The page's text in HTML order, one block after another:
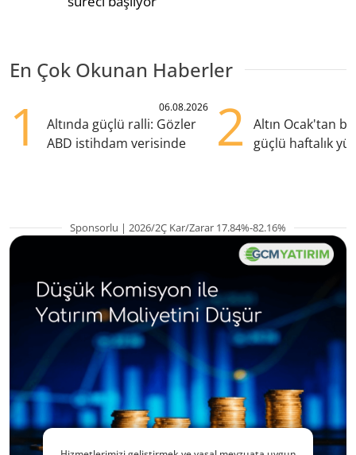
En Çok Okunan Haberler
1 06.08.2026
Altında güçlü ralli: Gözler
ABD istihdam verisinde
2
Altın Ocak'tan
güçlü haftalık
Sponsorlu | 2026/2Ç Kar/Zarar 17.84%-82.16%